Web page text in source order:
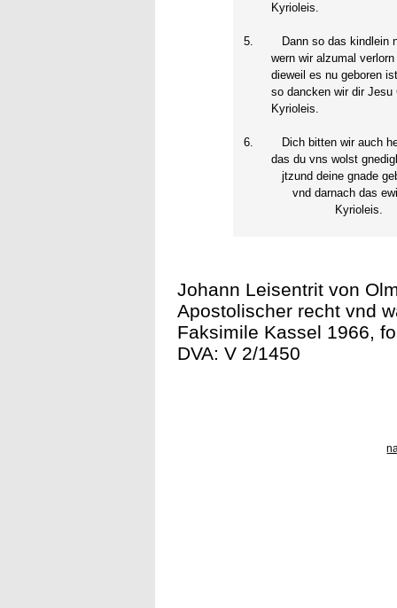
Kyrioleis.
5.
Dann so das kindlein
wern wir alzumal
dieweil es nu geboren
so dancken wir dir Jesu
Kyrioleis.
6.
Dich bitten wir auch
das du vns wolst
jtzund deine gnade
vnd darnach das
Kyrioleis.
Johann Leisentrit von
Apostolischer recht vnd
Faksimile Kassel 1966,
DVA: V 2/1450